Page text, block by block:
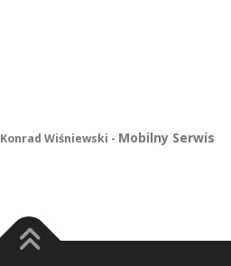
Konrad Wiśniewski - Mobilny Serwis